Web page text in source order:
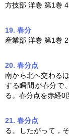
方技部 洋巻 第1巻
19. 春分
産業部 洋巻 第1巻
20. 春分点
南から北へ交わる
する瞬間が春分で
る。 春分点を赤経0
21. 春分点
る。したがって，